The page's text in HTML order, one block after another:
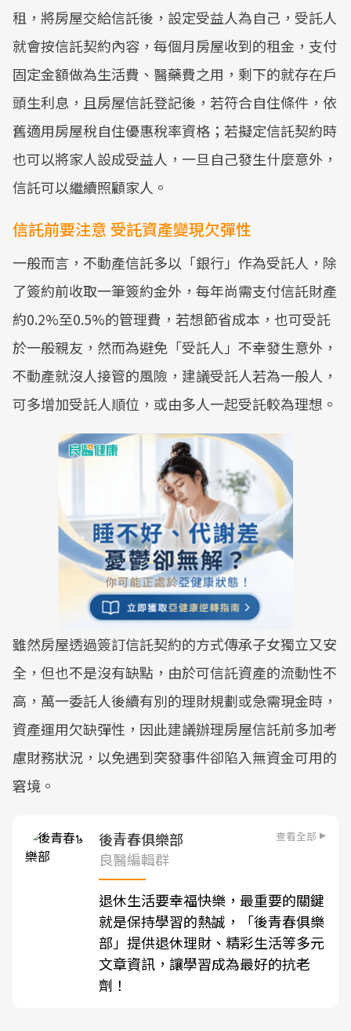
租，將房屋交給信託後，設定受益人為自己，受託人
就會按信託契約內容，每個月房屋收到的租金，支付
固定金額做為生活費、醫藥費之用，剩下的就存在戶
頭生利息，且房屋信託登記後，若符合自住條件，依
舊適用房屋稅自住優惠稅率資格；若擬定信託契約時
也可以將家人設成受益人，一旦自己發生什麼意外，
信託可以繼續照顧家人。
信託前要注意 受託資產變現欠彈性
一般而言，不動產信託多以「銀行」作為受託人，除
了簽約前收取一筆簽約金外，每年尚需支付信託財產
約0.2%至0.5%的管理費，若想節省成本，也可受託
於一般親友，然而為避免「受託人」不幸發生意外，
不動產就沒人接管的風險，建議受託人若為一般人，
可多增加受託人順位，或由多人一起受託較為理想。
雖然房屋透過簽訂信託契約的方式傳承子女獨立又安
全，但也不是沒有缺點，由於可信託資產的流動性不
高，萬一委託人後續有別的理財規劃或急需現金時，
資產運用欠缺彈性，因此建議辦理房屋信託前多加考
慮財務狀況，以免遇到突發事件卻陷入無資金可用的
窘境。
後青春俱樂部 查看全部
良醫編輯群
退休生活要幸福快樂，最重要的關鍵
就是保持學習的熱誠，「後青春俱樂
部」提供退休理財、精彩生活等多元
文章資訊，讓學習成為最好的抗老
劑！